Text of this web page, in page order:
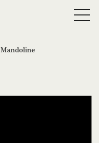
Mandoline